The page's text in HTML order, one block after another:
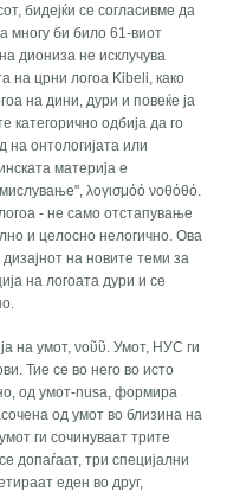
бидејќи се согласивме да
многу би било 61-виот
диониза не исклучува
на црни логоа Kibeli, како
на дини, дури и повеќе ја
категорично одбија да го
на онтологијата или
материја е
λογισμόό νοθόθό.
- не само отстапување
и целосно нелогично. Ова
на новите теми за
на логоата дури и се
на умот, νοῦῦ. Умот, НУС ги
Тие се во него во исто
од умот-nusa, формира
од умот во близина на
ги сочинуваат трите
допаѓаат, три специјални
еден во друг,